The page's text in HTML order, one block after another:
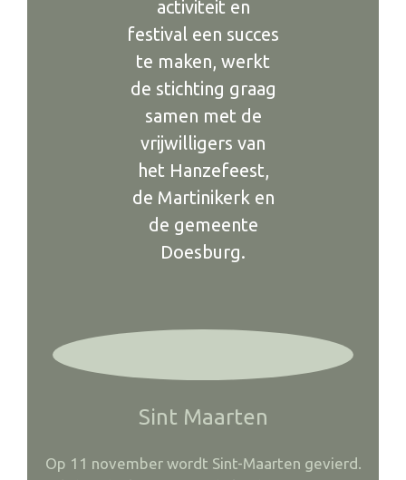
activiteit en
festival een succes
te maken, werkt
de stichting graag
samen met de
vrijwilligers van
het Hanzefeest,
de Martinikerk en
de gemeente
Doesburg.
Sint Maarten
Op 11 november wordt Sint-Maarten gevierd.